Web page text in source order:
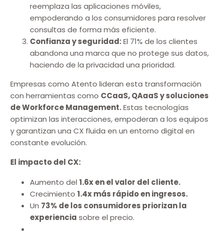
reemplaza las aplicaciones móviles,
empoderando a los consumidores para resolver
consultas de forma más eficiente.
Confianza y seguridad:El 71% de los clientes
abandona una marca que no protege sus datos,
haciendo de la privacidad una prioridad.
Empresas como Atento lideran esta transformación
con herramientas como CCaaS, QAaaS y soluciones
de Workforce Management.Estas tecnologías
optimizan las interacciones, empoderan a los equipos
y garantizan una CX fluida en un entorno digital en
constante evolución.
El impacto del CX:
Aumento del 1.6x en el valor del cliente.
Crecimiento 1.4x más rápido en ingresos.
Un 73% de los consumidores priorizan la
experiencia sobre el precio.